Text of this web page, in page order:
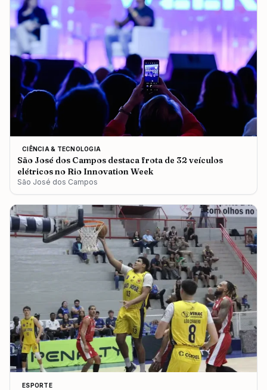
CIÊNCIA & TECNOLOGIA
São José dos Campos destaca frota de 32 veículos
elétricos no Rio Innovation Week
São José dos Campos
ESPORTE